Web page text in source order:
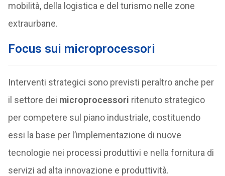
mobilità, della logistica e del turismo nelle zone
extraurbane.
Focus sui microprocessori
Interventi strategici sono previsti peraltro anche per
il settore dei microprocessori ritenuto strategico
per competere sul piano industriale, costituendo
essi la base per l’implementazione di nuove
tecnologie nei processi produttivi e nella fornitura di
servizi ad alta innovazione e produttività.